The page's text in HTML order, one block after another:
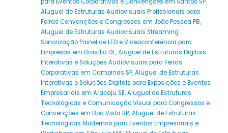
Aluguel de Estruturas Audiovisuais Profissionais para
Feiras Convenções e Congressos em João Pessoa PB,
Aluguel de Estruturas Audiovisuais Streaming
Sonorização Painel de LED e Videoconferência para
Empresas em Brasília DF,Aluguel de Estruturas Digitais
Interativas e Soluções Audiovisuais para Feiras
Corporativas em Campinas SP,Aluguel de Estruturas
Interativas e Soluções Digitais para Exposições e Eventos
Empresariais em Aracaju SE,Aluguel de Estruturas
Tecnológicas e Comunicação Visual para Congressos e
Convenções em Boa Vista RR,Aluguel de Estruturas
Tecnológicas Modernas para Eventos Empresariais e